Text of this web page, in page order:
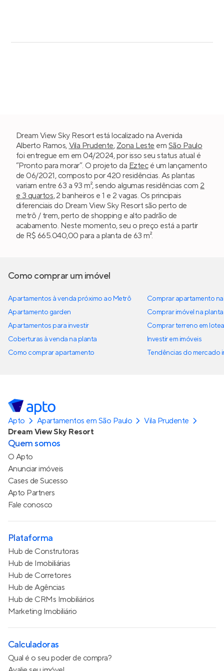
Dream View Sky Resort está localizado na Avenida
Alberto Ramos, Vila Prudente, Zona Leste em São Paulo
foi entregue em em 04/2024, por isso seu status atual é
“Pronto para morar”. O projeto da Eztecé um lançamento
de 06/2021, composto por 420 residências. As plantas
variam entre 63 a 93 m², sendo algumas residências com 2
e 3 quartos, 2 banheiros e 1 e 2 vagas. Os principais
diferenciais do Dream View Sky Resort são perto de
metrô / trem, perto de shopping e alto padrão de
acabamento. Neste momento, seu o preço está a partir
de R$ 665.040,00 para a planta de 63 m².
Como comprar um imóvel
Apartamentos à venda próximo ao Metrô
Apartamento garden
Apartamentos para investir
Coberturas à venda na planta
Como comprar apartamento
Comprar apartamento
Comprar imóvel na planta
Comprar terreno em
Investir em imóveis
Tendências do mercado
Apto Apartamentos em São Paulo
Vila Prudente
Dream View Sky Resort
Quem somos
O Apto
Anunciar imóveis
Cases de Sucesso
Apto Partners
Fale conosco
Plataforma
Hub de Construtoras
Hub de Imobiliárias
Hub de Corretores
Hub de Agências
Hub de CRMs Imobiliários
Marketing Imobiliário
Calculadoras
Qual é o seu poder de compra?